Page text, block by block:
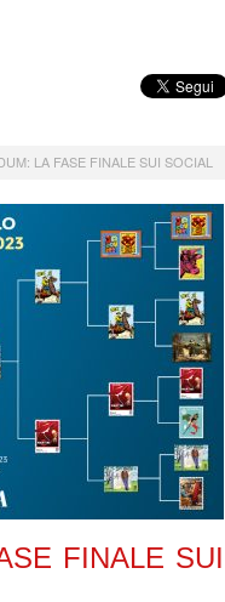
LA FASE FINALE SUI SOCIAL
FINALE SUI